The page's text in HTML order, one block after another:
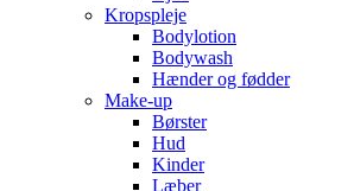
Kropspleje
Bodylotion
Bodywash
Hænder og fødder
Make-up
Børster
Hud
Kinder
Læber